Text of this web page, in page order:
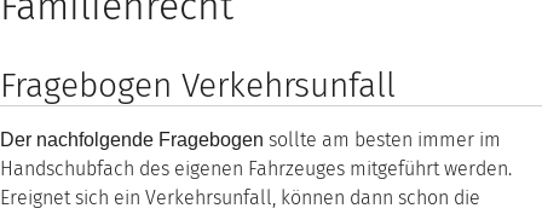
Fragebogen Verkehrsunfall
Der nachfolgende Fragebogen sollte am besten immer im
Handschubfach des eigenen Fahrzeuges mitgeführt werden.
Ereignet sich ein Verkehrsunfall, können dann schon die